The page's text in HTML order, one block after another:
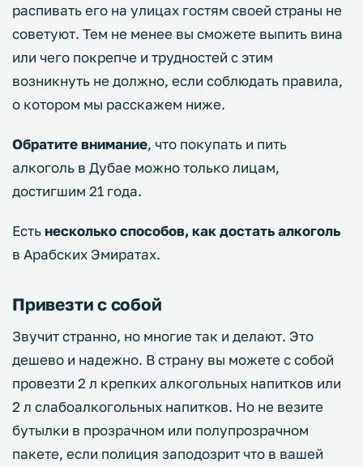
распивать его на улицах гостям своей страны не
советуют. Тем не менее вы сможете выпить вина
или чего покрепче и трудностей с этим
возникнуть не должно, если соблюдать правила,
о котором мы расскажем ниже.
Обратите внимание, что покупать и пить
алкоголь в Дубае можно только лицам,
достигшим 21 года.
Естьнесколько способов, как достать алкоголь
в Арабских Эмиратах.
Привезти с собой
Звучит странно, но многие так и делают. Это
дешево и надежно. В страну вы можете с собой
провезти 2 л крепких алкогольных напитков или
2 л слабоалкогольных напитков. Но не везите
бутылки в прозрачном или полупрозрачном
пакете, если полиция заподозрит что в вашей